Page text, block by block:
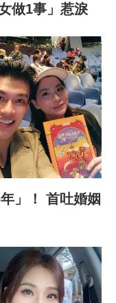
做1事」惹淚
」！ 首吐婚姻